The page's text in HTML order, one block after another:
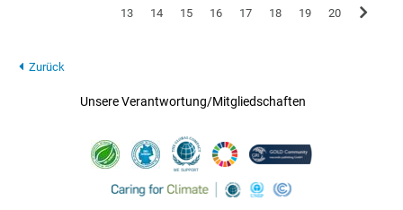
13
14 15 16 17 18 19 20
Zurück
Unsere Verantwortung/Mitgliedschaften